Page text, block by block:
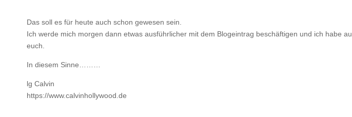
Das soll es für heute auch schon gewesen sein.
Ich werde mich morgen dann etwas ausführlicher mit dem Blogeintrag beschäftigen und ich habe
euch.
In diesem Sinne………
lg Calvin
https://www.calvinhollywood.de